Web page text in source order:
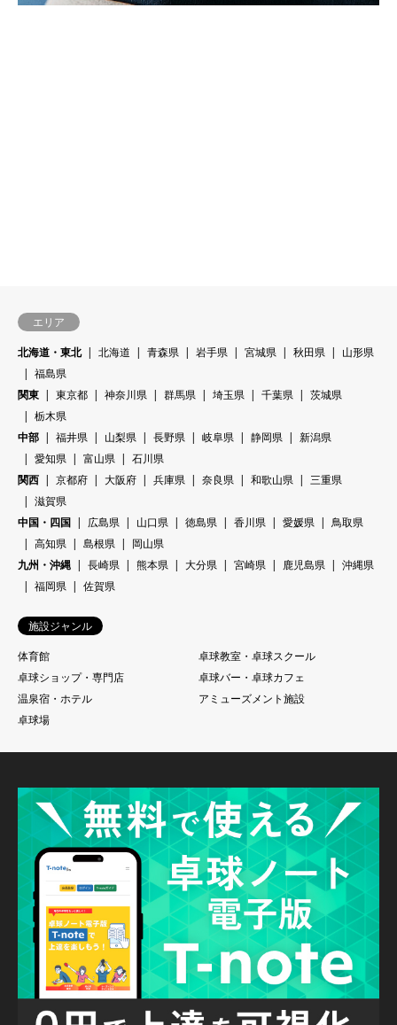
エリア
北海道・東北
北海道 青森県 岩手県 宮城県 秋田県
山形県
福島県
関東
東京都 神奈川県 群馬県 埼玉県 千葉県
茨城県
栃木県
中部
福井県 山梨県 長野県 岐阜県 静岡県
新潟県
愛知県
富山県
石川県
関西
京都府 大阪府 兵庫県 奈良県 和歌山県
三重県
滋賀県
中国・四国
広島県 山口県 徳島県 香川県 愛媛県
鳥取県
高知県
島根県
岡山県
九州・沖縄
長崎県 熊本県 大分県 宮崎県 鹿児島県
沖縄県
福岡県
佐賀県
施設ジャンル
体育館
卓球教室・卓球スクール
卓球ショップ・専門店
卓球バー・卓球カフェ
温泉宿・ホテル
アミューズメント施設
卓球場